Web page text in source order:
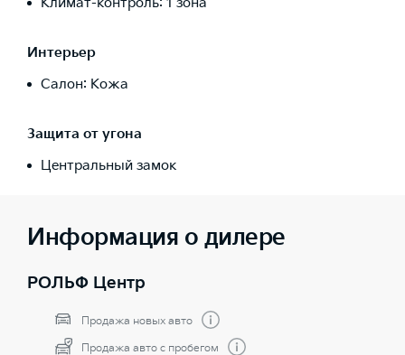
Интерьер
Салон: Кожа
Защита от угона
Центральный замок
Информация о дилере
РОЛЬФ Центр
Продажа новых авто
Продажа авто с пробегом